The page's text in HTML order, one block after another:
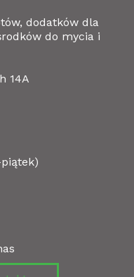
dodatków dla
do mycia i
14A